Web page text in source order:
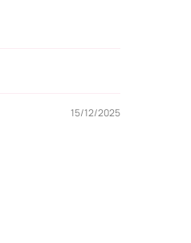
15/12/2025